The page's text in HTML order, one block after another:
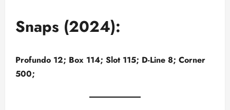
Snaps (2024):
Profundo 12; Box 114; Slot 115; D-Line 8; Corner
500;